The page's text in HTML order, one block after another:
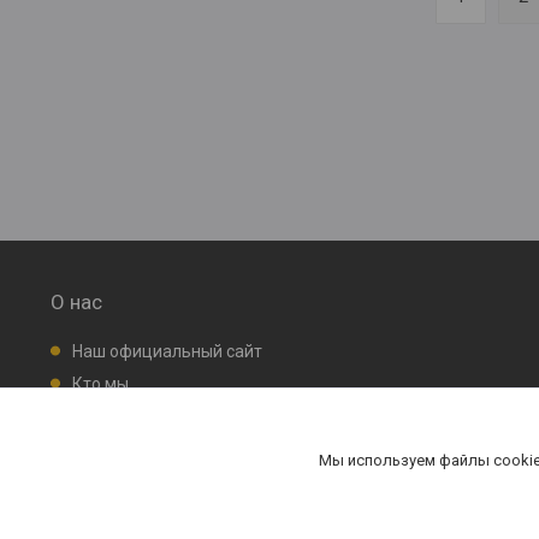
О нас
Наш официальный сайт
Кто мы
Мы используем файлы